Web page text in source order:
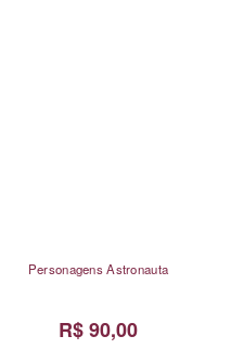
Personagens Astronauta
R$ 90,00